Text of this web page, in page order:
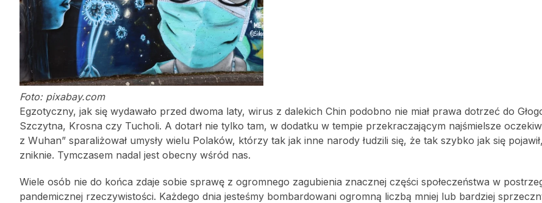
Foto: pixabay.com
Egzotyczny, jak się wydawało przed dwoma laty, wirus z dalekich Chin podobno nie miał prawa dotrzeć do
Szczytna, Krosna czy Tucholi. A dotarł nie tylko tam, w dodatku w tempie przekraczającym najśmielsze
z Wuhan” sparaliżował umysły wielu Polaków, którzy tak jak inne narody łudzili się, że tak szybko jak się
zniknie. Tymczasem nadal jest obecny wśród nas.
Wiele osób nie do końca zdaje sobie sprawę z ogromnego zagubienia znacznej części społeczeństwa w
pandemicznej rzeczywistości. Każdego dnia jesteśmy bombardowani ogromną liczbą mniej lub bardziej